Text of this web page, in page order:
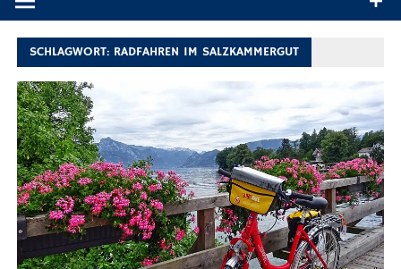
SCHLAGWORT: RADFAHREN IM SALZKAMMERGUT